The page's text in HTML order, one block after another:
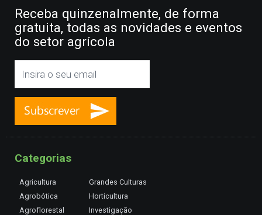
Receba quinzenalmente, de forma
gratuita, todas as novidades e eventos
do setor agrícola
Categorias
Agricultura
Agrobótica
Agroflorestal
Grandes Culturas
Horticultura
Investigação